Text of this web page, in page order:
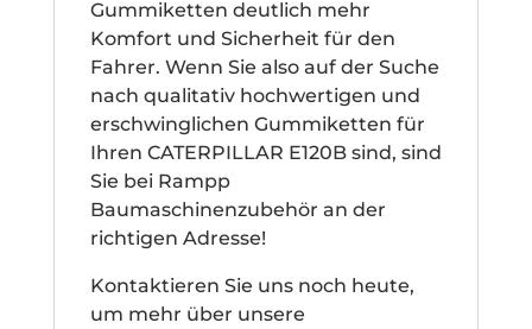
Gummiketten deutlich mehr
Komfort und Sicherheit für den
Fahrer. Wenn Sie also auf der Suche
nach qualitativ hochwertigen und
erschwinglichen Gummiketten für
Ihren CATERPILLAR E120B sind, sind
Sie bei Rampp
Baumaschinenzubehör an der
richtigen Adresse!
Kontaktieren Sie uns noch heute,
um mehr über unsere